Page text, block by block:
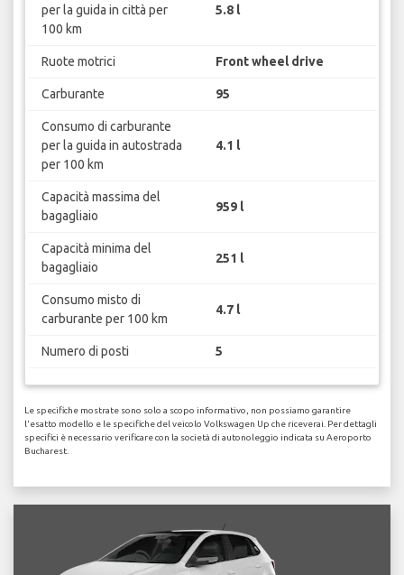
per la guida in città per
100 km
5.8 l
Ruote motrici Front wheel drive
Carburante 95
Consumo di carburante
per la guida in autostrada
per 100 km
4.1 l
Capacità massima del
bagagliaio
959 l
Capacità minima del
bagagliaio
251 l
Consumo misto di
carburante per 100 km
4.7 l
Numero di posti 5
Le specifiche mostrate sono solo a scopo informativo, non possiamo garantire
l'esatto modello e le specifiche del veicolo Volkswagen Up che riceverai. Per dettagli
specifici è necessario verificare con la società di autonoleggio indicata su Aeroporto
Bucharest.